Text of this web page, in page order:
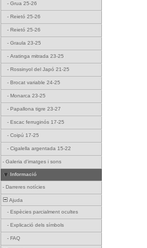
- Grua 25-26
- Reietó 25-26
- Reietó 25-26
- Graula 23-25
- Aratinga mitrada 23-25
- Rossinyol del Japó 21-25
- Brocat variable 24-25
- Monarca 23-25
- Papallona tigre 23-27
- Escac ferruginós 17-25
- Coipú 17-25
- Cigalella argentada 15-22
- Galeria d'imatges i sons
Informació
- Darreres notícies
Ajuda
- Espècies parcialment ocultes
- Explicació dels símbols
- FAQ